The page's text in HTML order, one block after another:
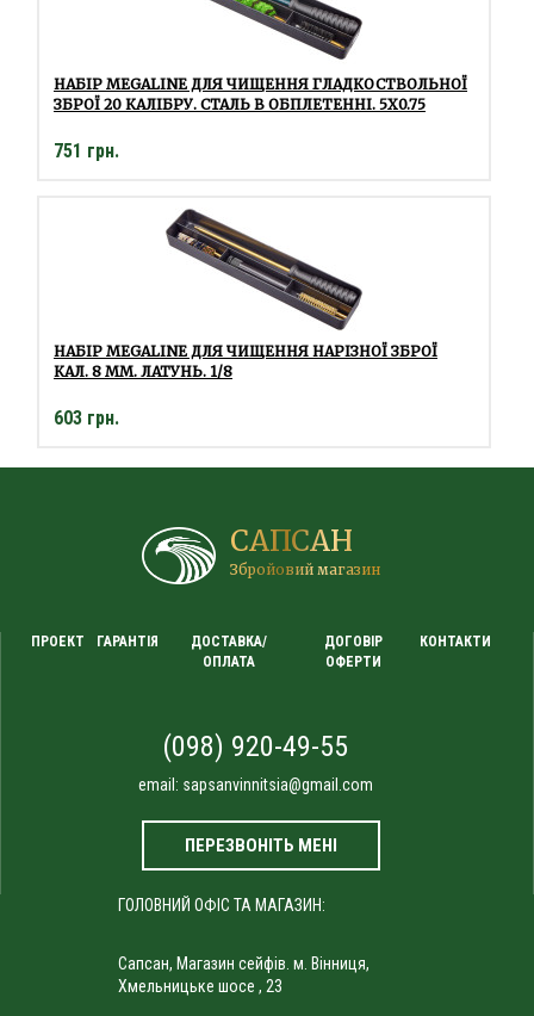
НАБІР MEGALINE ДЛЯ ЧИЩЕННЯ ГЛАДКОСТВОЛЬНОЇ
ЗБРОЇ 20 КАЛІБРУ. СТАЛЬ В ОБПЛЕТЕННІ. 5X0.75
751 грн.
НАБІР MEGALINE ДЛЯ ЧИЩЕННЯ НАРІЗНОЇ ЗБРОЇ
КАЛ. 8 ММ. ЛАТУНЬ. 1/8
603 грн.
САПСАН
Збройовий магазин
ПРОЕКТ ГАРАНТІЯ
ДОСТАВКА/
ОПЛАТА
ДОГОВІР
ОФЕРТИ
КОНТАКТИ
(098) 920-49-55
email: sapsanvinnitsia@gmail.com
ПЕРЕЗВОНІТЬ МЕНІ
ГОЛОВНИЙ ОФІС ТА МАГАЗИН:
Сапсан, Магазин сейфів. м. Вінниця,
Хмельницьке шосе , 23